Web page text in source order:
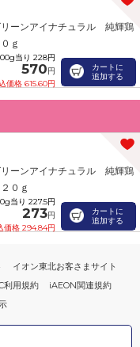
ーンアイナチュラル 純輝鶏
ｇ
当り 228円
570円
価格 615.60円
カートに
追加する
ーンアイナチュラル 純輝鶏
０ｇ
当り 227.5円
273円
価格 294.84円
カートに
追加する
イオン東北お客さまサイト
利用規約
iAEON関連規約